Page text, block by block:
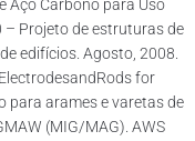
Aço Carbono para Uso
– Projeto de estruturas de
edifícios. Agosto, 2008.
for
para arames e varetas de
(MIG/MAG). AWS